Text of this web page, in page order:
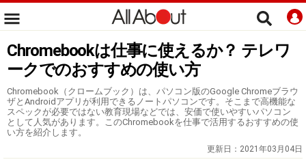
Chromebookは仕事に使えるか？ テレワ
ークでのおすすめの使い方
Chromebook（クロームブック）は、パソコン版のGoogle Chromeブラウ
ザとAndroidアプリが利用できるノートパソコンです。そこまで高機能な
スペックが必要ではない教育現場などでは、安価で使いやすいパソコン
として人気があります。このChromebookを仕事で活用するおすすめの使
い方を紹介します。
更新日： 2021年03月04日